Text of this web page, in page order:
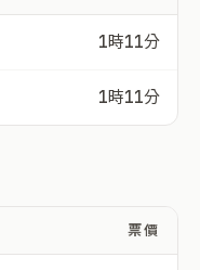
1時11分
1時11分
票價